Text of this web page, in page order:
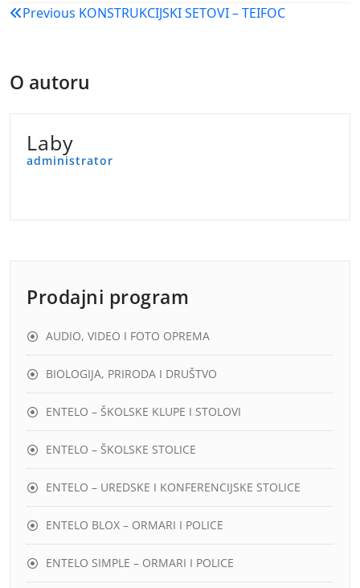
Navigacija
Previous KONSTRUKCIJSKI SETOVI – TEIFOC
O autoru
Laby
administrator
Prodajni program
AUDIO, VIDEO I FOTO OPREMA
BIOLOGIJA, PRIRODA I DRUŠTVO
ENTELO – ŠKOLSKE KLUPE I STOLOVI
ENTELO – ŠKOLSKE STOLICE
ENTELO – UREDSKE I KONFERENCIJSKE STOLICE
ENTELO BLOX – ORMARI I POLICE
ENTELO SIMPLE – ORMARI I POLICE